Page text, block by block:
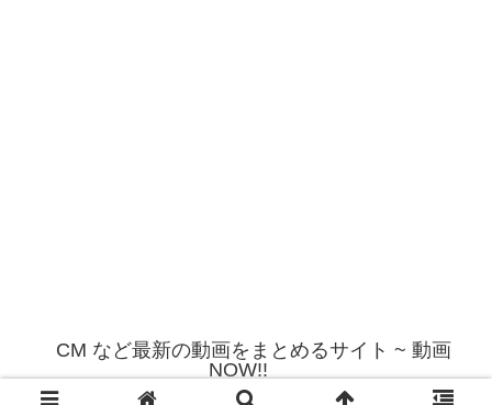
CM など最新の動画をまとめるサイト ~ 動画
NOW!!
© 2012 CM など最新の動画をまとめるサイト ~ 動画NOW!!.